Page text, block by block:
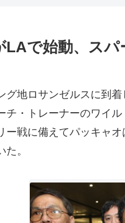
LAで始動、スパ
地ロサンゼルスに到
チ・トレーナーのワイ
ー戦に備えてパッキャ
。